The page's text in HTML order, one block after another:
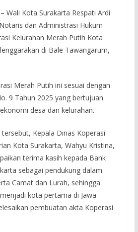
Wali Kota Surakarta Respati Ardi
dan Administrasi Hukum
Kelurahan Merah Putih Kota
di Bale Tawangarum,
Merah Putih ini sesuai dengan
9 Tahun 2025 yang bertujuan
desa dan kelurahan.
Kepala Dinas Koperasi
Kota Surakarta, Wahyu Kristina,
terima kasih kepada Bank
sebagai pendukung dalam
Camat dan Lurah, sehingga
kota pertama di Jawa
pembuatan akta Koperasi